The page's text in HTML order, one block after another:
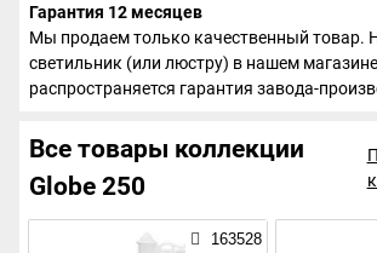
Гарантия 12 месяцев
Мы продаем только качественный товар.
светильник (или люстру) в нашем магазине
распространяется гарантия завода-
Все товары коллекции
Globe 250
163528